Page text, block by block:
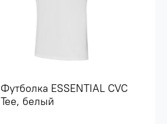
Футболка ESSENTIAL CVC
Tee, белый